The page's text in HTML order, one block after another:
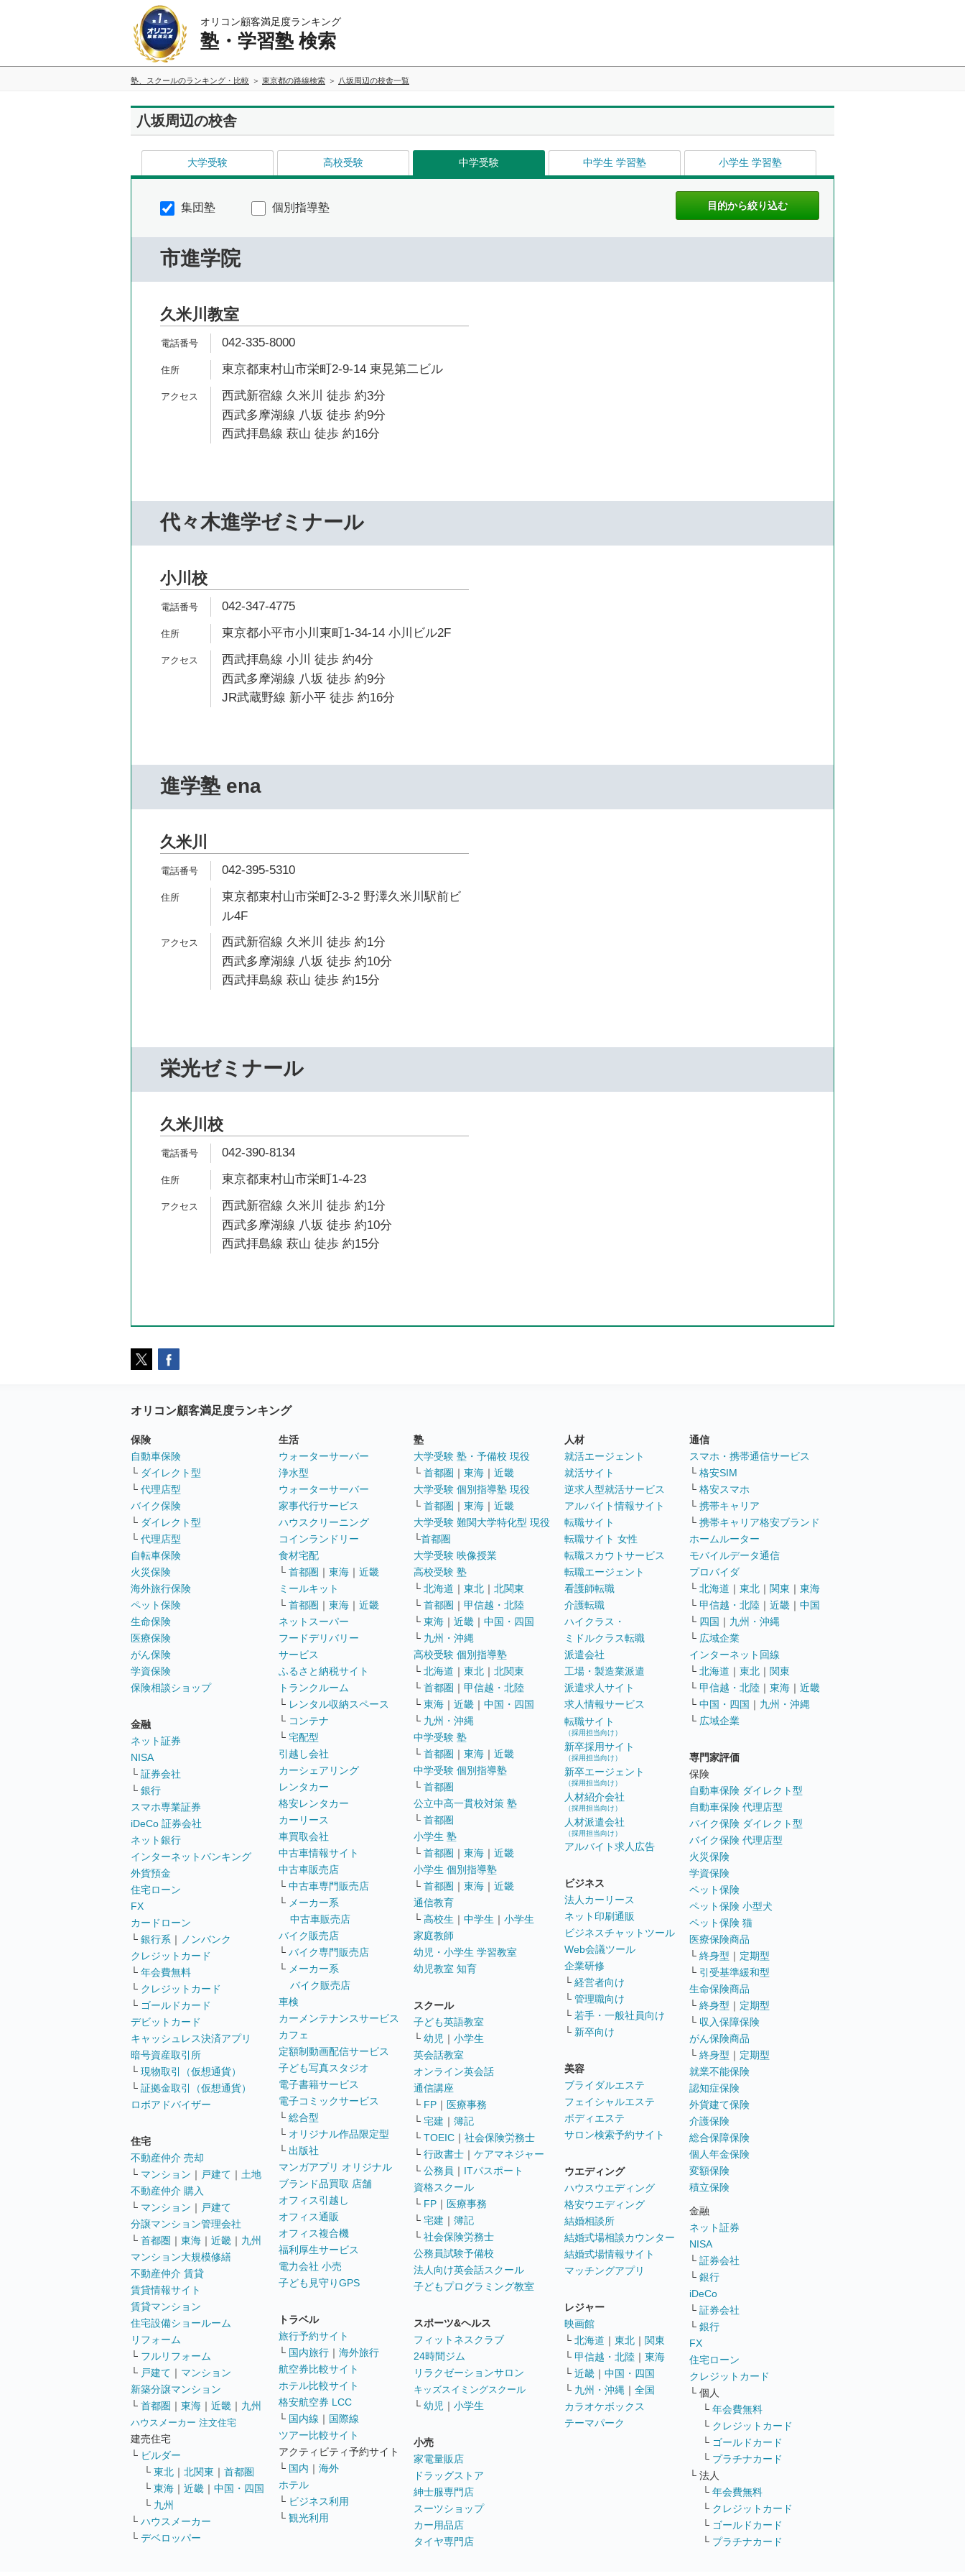
オリコン顧客満足度ランキング
塾・学習塾 検索
塾、スクールのランキング・比較 東京都の路線検索 八坂周辺の校舎一覧
八坂周辺の校舎
大学受験 高校受験 中学受験 中学生 学習塾 小学生 学習塾
集団塾 個別指導塾
市進学院
久米川教室
042-335-8000
東京都東村山市栄町2-9-14 東晃第二ビル
西武新宿線 久米川 徒歩 約3分
西武多摩湖線 八坂 徒歩 約9分
西武拝島線 萩山 徒歩 約16分
代々木進学ゼミナール
小川校
042-347-4775
東京都小平市小川東町1-34-14 小川ビル2F
西武拝島線 小川 徒歩 約4分
西武多摩湖線 八坂 徒歩 約9分
JR武蔵野線 新小平 徒歩 約16分
進学塾 ena
久米川
042-395-5310
東京都東村山市栄町2-3-2 野澤久米川駅前ビ
ル4F
西武新宿線 久米川 徒歩 約1分
西武多摩湖線 八坂 徒歩 約10分
西武拝島線 萩山 徒歩 約15分
栄光ゼミナール
久米川校
042-390-8134
東京都東村山市栄町1-4-23
西武新宿線 久米川 徒歩 約1分
西武多摩湖線 八坂 徒歩 約10分
西武拝島線 萩山 徒歩 約15分
オリコン顧客満足度ランキング
保険
自動車保険
└ ダイレクト型
└ 代理店型
バイク保険
└ ダイレクト型
└ 代理店型
自転車保険
火災保険
海外旅行保険
ペット保険
生命保険
医療保険
がん保険
学資保険
保険相談ショップ
金融
ネット証券
NISA
└ 証券会社
└ 銀行
スマホ専業証券
iDeCo 証券会社
ネット銀行
インターネットバンキング
外貨預金
住宅ローン
FX
カードローン
└ 銀行系 ｜
ノンバンク
クレジットカード
└ 年会費無料
└ クレジットカード
└ ゴールドカード
デビットカード
キャッシュレス決済アプリ
暗号資産取引所
└ 現物取引（仮想通貨）
└ 証拠金取引（仮想通貨）
ロボアドバイザー
住宅
不動産仲介 売却
└ マンション ｜ 戸建て ｜ 土地
不動産仲介 購入
└ マンション ｜ 戸建て
分譲マンション管理会社
└ 首都圏 ｜ 東海 ｜ 近畿 ｜ 九州
マンション大規模修繕
不動産仲介 賃貸
賃貸情報サイト
賃貸マンション
住宅設備ショールーム
リフォーム
└ フルリフォーム
└ 戸建て ｜ マンション
新築分譲マンション
└ 首都圏 ｜ 東海 ｜ 近畿 ｜ 九州
ハウスメーカー 注文住宅
建売住宅
└ ビルダー
└ 東北 ｜ 北関東 ｜ 首都圏
└ 東海 ｜ 近畿 ｜ 中国・四国
└ 九州
└ ハウスメーカー
└ デベロッパー
生活
ウォーターサーバー
浄水型
ウォーターサーバー
家事代行サービス
ハウスクリーニング
コインランドリー
食材宅配
└ 首都圏 ｜ 東海 ｜ 近畿
ミールキット
└ 首都圏 ｜ 東海 ｜ 近畿
ネットスーパー
フードデリバリー
サービス
ふるさと納税サイト
トランクルーム
└ レンタル収納スペース
└ コンテナ
└ 宅配型
引越し会社
カーシェアリング
レンタカー
格安レンタカー
カーリース
車買取会社
中古車情報サイト
中古車販売店
└ 中古車専門販売店
└ メーカー系
中古車販売店
バイク販売店
└ バイク専門販売店
└ メーカー系
バイク販売店
車検
カーメンテナンスサービス
カフェ
定額制動画配信サービス
子ども写真スタジオ
電子書籍サービス
電子コミックサービス
└ 総合型
└ オリジナル作品限定型
└ 出版社
マンガアプリ オリジナル
ブランド品買取 店舗
オフィス引越し
オフィス通販
オフィス複合機
福利厚生サービス
電力会社 小売
子ども見守りGPS
トラベル
旅行予約サイト
└ 国内旅行 ｜ 海外旅行
航空券比較サイト
ホテル比較サイト
格安航空券 LCC
└ 国内線 ｜ 国際線
ツアー比較サイト
アクティビティ予約サイト
└ 国内 ｜ 海外
ホテル
└ ビジネス利用
└ 観光利用
塾
大学受験 塾・予備校 現役
└ 首都圏 ｜ 東海 ｜ 近畿
大学受験 個別指導塾 現役
└ 首都圏 ｜ 東海 ｜ 近畿
大学受験 難関大学特化型 現役
└首都圏
大学受験 映像授業
高校受験 塾
└ 北海道 ｜ 東北 ｜ 北関東
└ 首都圏 ｜ 甲信越・北陸
└ 東海 ｜ 近畿 ｜ 中国・四国
└ 九州・沖縄
高校受験 個別指導塾
└ 北海道 ｜ 東北 ｜ 北関東
└ 首都圏 ｜ 甲信越・北陸
└ 東海 ｜ 近畿 ｜ 中国・四国
└ 九州・沖縄
中学受験 塾
└ 首都圏 ｜ 東海 ｜ 近畿
中学受験 個別指導塾
└ 首都圏
公立中高一貫校対策 塾
└ 首都圏
小学生 塾
└ 首都圏 ｜ 東海 ｜ 近畿
小学生 個別指導塾
└ 首都圏 ｜ 東海 ｜ 近畿
通信教育
└ 高校生 ｜ 中学生 ｜ 小学生
家庭教師
幼児・小学生 学習教室
幼児教室 知育
スクール
子ども英語教室
└ 幼児 ｜ 小学生
英会話教室
オンライン英会話
通信講座
└ FP ｜ 医療事務
└ 宅建 ｜ 簿記
└ TOEIC ｜ 社会保険労務士
└ 行政書士 ｜ ケアマネジャー
└ 公務員 ｜ ITパスポート
資格スクール
└ FP ｜ 医療事務
└ 宅建 ｜ 簿記
└ 社会保険労務士
公務員試験予備校
法人向け英会話スクール
子どもプログラミング教室
スポーツ&ヘルス
フィットネスクラブ
24時間ジム
リラクゼーションサロン
キッズスイミングスクール
└ 幼児 ｜ 小学生
小売
家電量販店
ドラッグストア
紳士服専門店
スーツショップ
カー用品店
タイヤ専門店
人材
就活エージェント
就活サイト
逆求人型就活サービス
アルバイト情報サイト
転職サイト
転職サイト 女性
転職スカウトサービス
転職エージェント
看護師転職
介護転職
ハイクラス・
ミドルクラス転職
派遣会社
工場・製造業派遣
派遣求人サイト
求人情報サービス
転職サイト
（採用担当向け）
新卒採用サイト
（採用担当向け）
新卒エージェント
（採用担当向け）
人材紹介会社
（採用担当向け）
人材派遣会社
（採用担当向け）
アルバイト求人広告
ビジネス
法人カーリース
ネット印刷通販
ビジネスチャットツール
Web会議ツール
企業研修
└ 経営者向け
└ 管理職向け
└ 若手・一般社員向け
└ 新卒向け
美容
ブライダルエステ
フェイシャルエステ
ボディエステ
サロン検索予約サイト
ウエディング
ハウスウエディング
格安ウエディング
結婚相談所
結婚式場相談カウンター
結婚式場情報サイト
マッチングアプリ
レジャー
映画館
└ 北海道 ｜ 東北 ｜ 関東
└ 甲信越・北陸 ｜ 東海
└ 近畿 ｜ 中国・四国
└ 九州・沖縄 ｜ 全国
カラオケボックス
テーマパーク
通信
スマホ・携帯通信サービス
└ 格安SIM
└ 格安スマホ
└ 携帯キャリア
└ 携帯キャリア格安ブランド
ホームルーター
モバイルデータ通信
プロバイダ
└ 北海道 ｜ 東北 ｜ 関東 ｜ 東海
└ 甲信越・北陸 ｜ 近畿 ｜ 中国
└ 四国 ｜ 九州・沖縄
└ 広域企業
インターネット回線
└ 北海道 ｜ 東北 ｜ 関東
└ 甲信越・北陸 ｜ 東海 ｜ 近畿
└ 中国・四国 ｜ 九州・沖縄
└ 広域企業
専門家評価
保険
自動車保険 ダイレクト型
自動車保険 代理店型
バイク保険 ダイレクト型
バイク保険 代理店型
火災保険
学資保険
ペット保険
ペット保険 小型犬
ペット保険 猫
医療保険商品
└ 終身型 ｜ 定期型
└ 引受基準緩和型
生命保険商品
└ 終身型 ｜ 定期型
└ 収入保障保険
がん保険商品
└ 終身型 ｜ 定期型
就業不能保険
認知症保険
外貨建て保険
介護保険
総合保障保険
個人年金保険
変額保険
積立保険
金融
ネット証券
NISA
└ 証券会社
└ 銀行
iDeCo
└ 証券会社
└ 銀行
FX
住宅ローン
クレジットカード
└ 個人
└ 年会費無料
└ クレジットカード
└ ゴールドカード
└ プラチナカード
└ 法人
└ 年会費無料
└ クレジットカード
└ ゴールドカード
└ プラチナカード